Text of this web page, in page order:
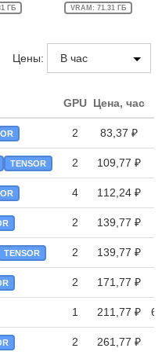
ГБ VRAM: 71.31 ГБ
Цены:
GPU Цена, час
2 83,37 ₽
TENSOR 2 109,77 ₽
4 112,24 ₽
2 139,77 ₽
TENSOR 2 139,77 ₽
2 171,77 ₽
1 211,77 ₽
2 261,77 ₽